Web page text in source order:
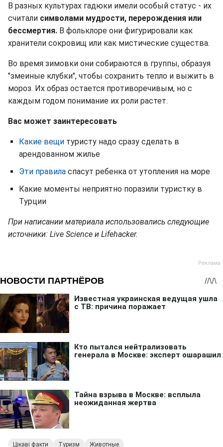
В разных культурах гадюки имели особый статус - их
считали символами мудрости, перерождения или
бессмертия. В фольклоре они фигурировали как
хранители сокровищ или как мистические существа.
Во время зимовки они собираются в группы, образуя
"змеиные клубки", чтобы сохранить тепло и выжить в
мороз. Их образ остается противоречивым, но с
каждым годом понимание их роли растет.
Вас может заинтересовать
Какие вещи туристу надо сразу сделать в
арендованном жилье
Эти правила спасут ребенка от утопления на море
Какие моменты неприятно поразили туристку в
Турции
При написании материала использовались следующие
источники: Live Science и Lifehacker.
Цікаві факти Туризм Животные